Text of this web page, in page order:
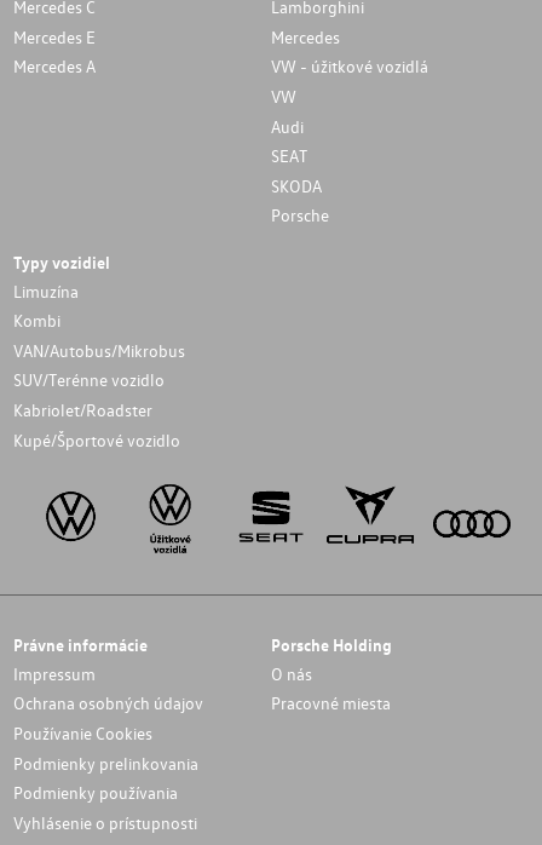
Mercedes C
Mercedes E
Mercedes A
Lamborghini
Mercedes
VW - úžitkové vozidlá
VW
Audi
SEAT
SKODA
Porsche
Typy vozidiel
Limuzína
Kombi
VAN/Autobus/Mikrobus
SUV/Terénne vozidlo
Kabriolet/Roadster
Kupé/Športové vozidlo
Právne informácie
Impressum
Ochrana osobných údajov
Používanie Cookies
Podmienky prelinkovania
Podmienky používania
Vyhlásenie o prístupnosti
Porsche Holding
O nás
Pracovné miesta